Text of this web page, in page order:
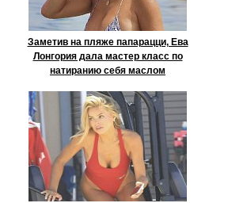
Заметив на пляже папарацци, Ева
Лонгория дала мастер класс по
натиранию себя маслом